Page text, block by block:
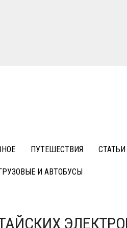
ПУТЕШЕСТВИЯ СТАТЬИ
И АВТОБУСЫ